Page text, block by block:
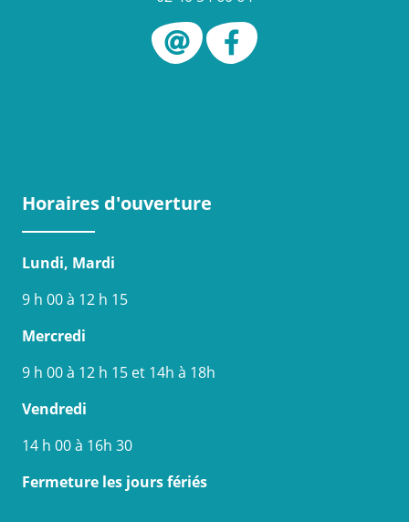
Horaires d'ouverture
Lundi, Mardi
9 h 00 à 12 h 15
Mercredi
9 h 00 à 12 h 15 et 14h à 18h
Vendredi
14 h 00 à 16h 30
Fermeture les jours fériés